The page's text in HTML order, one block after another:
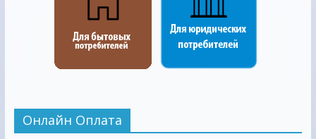
Онлайн Оплата